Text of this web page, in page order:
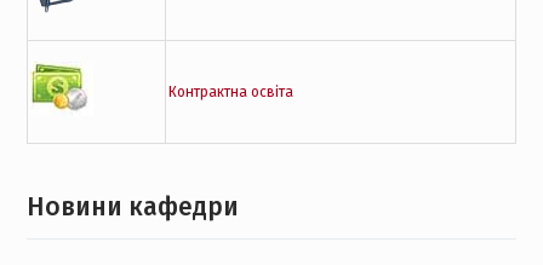
Контрактна освіта
Новини кафедри